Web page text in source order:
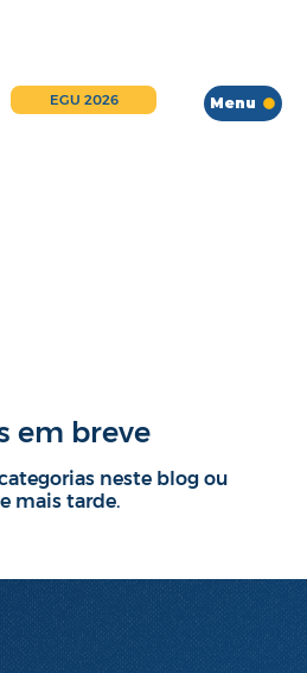
EGU 2026 Menu
em breve
neste blog ou
mais tarde.